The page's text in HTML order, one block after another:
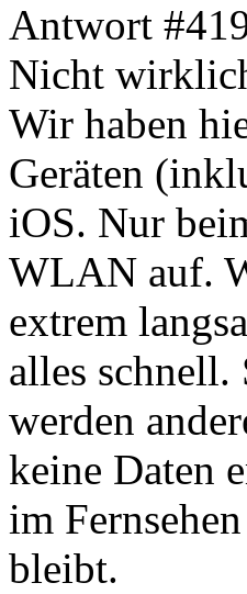
Antwort
Nicht
Wir haben
Geräten
iOS. Nur
WLAN auf.
extrem
alles
werden
keine Daten
im
bleibt.